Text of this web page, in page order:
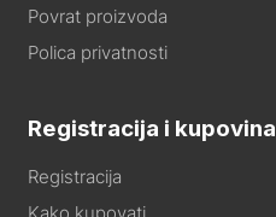
Povrat proizvoda
Polica privatnosti
Registracija i kupovina
Registracija